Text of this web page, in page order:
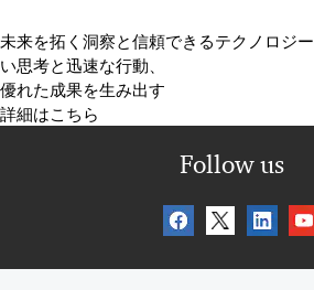
未来を拓く洞察と信頼できるテクノロジー
い思考と迅速な行動、
優れた成果を生み出す
詳細はこちら
Follow us